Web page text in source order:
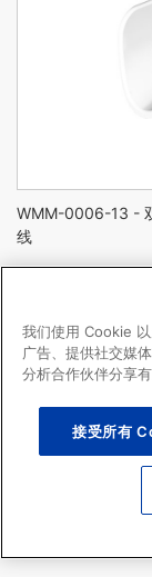
WMM-0006-13 -
线
双缆线钩，
集线
WMM-0006-13
Hooks for
Post
Maximum
我们使用 Cookie
广告、提供社交媒
分析合作伙伴分享
接受所有